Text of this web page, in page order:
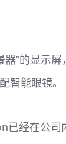
”的显示
智能眼镜。
经在公